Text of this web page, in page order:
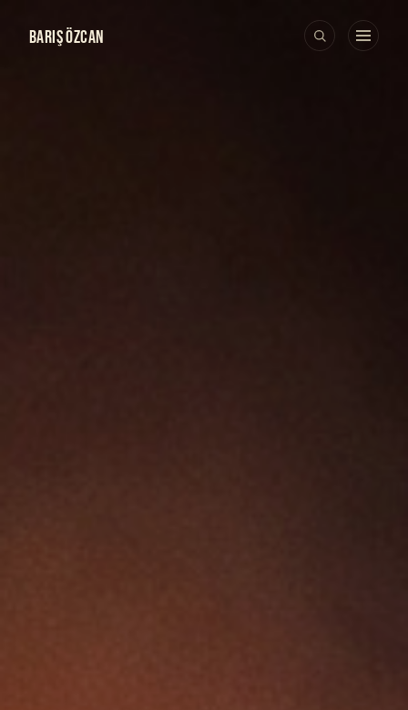
BARIŞ ÖZCAN